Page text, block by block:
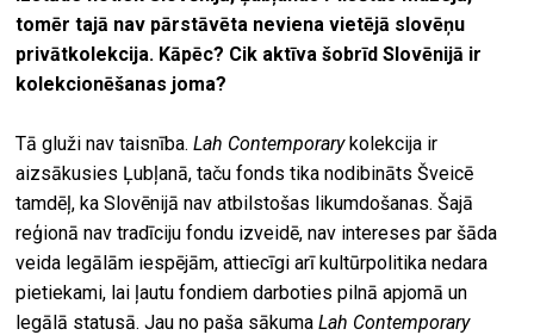
tomēr tajā nav pārstāvēta neviena vietējā slovēņu
privātkolekcija. Kāpēc? Cik aktīva šobrīd Slovēnijā ir
kolekcionēšanas joma?
Tā gluži nav taisnība.Lah Contemporarykolekcija ir
aizsākusies Ļubļanā, taču fonds tika nodibināts Šveicē
tamdēļ, ka Slovēnijā nav atbilstošas likumdošanas. Šajā
reģionā nav tradīciju fondu izveidē, nav intereses par šāda
veida legālām iespējām, attiecīgi arī kultūrpolitika nedara
pietiekami, lai ļautu fondiem darboties pilnā apjomā un
legālā statusā. Jau no paša sākumaLah Contemporary